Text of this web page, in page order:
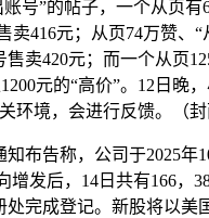
号”的帖子，一个从页有
卖416元；从页74万赞、“
卖420元；而一个从页
元的“高价”。12日晚
环境，会进行反馈。（封
布告称，公司于2025年
增发后，14日共有166，
处完成登记。新股将以美